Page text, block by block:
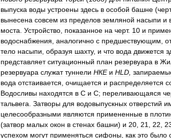
выпуска воды устроены здесь в особой башне (черт
вынесена совсем из пределов земляной насыпи и
моста Устройство показанное на черт. 10 и
водоснабжения аналогично с предшествующим
тело насыпи образуя шахту, и что вода движется
представляет ситуационный план резервуара в
резервуара служат туннели НКЕ и HLD
вода отстаивается очищается и распределяется
Водосливы находятся в С и С; переливающаяся
тальвега Затворы для водовыпускных отверстий
целесообразными являются примененные в
(затвор малых окон в стенах башни) и 20 21 22
успехом могут применяться сифоны как это было